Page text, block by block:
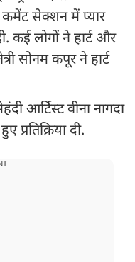
कमेंट सेक्शन में प्यार
कई लोगों ने हार्ट और
सोनम कपूर ने हार्ट
आर्टिस्ट वीना नागदा
दी.